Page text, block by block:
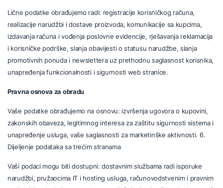
Lične podatke obrađujemo radi: registracije korisničkog računa,
realizacije narudžbi i dostave proizvoda, komunikacije sa kupcima,
izdavanja računa i vođenja poslovne evidencije, rješavanja reklamacija
i korisničke podrške, slanja obavijesti o statusu narudžbe, slanja
promotivnih ponuda i newslettera uz prethodnu saglasnost korisnika,
unapređenja funkcionalnosti i sigurnosti web stranice.
Pravna osnova za obradu
Vaše podatke obrađujemo na osnovu: izvršenja ugovora o kupovini,
zakonskih obaveza, legitimnog interesa za zaštitu sigurnosti sistema i
unapređenje usluga, vaše saglasnosti za marketinške aktivnosti. 6.
Dijeljenje podataka sa trećim stranama
Vaši podaci mogu biti dostupni: dostavnim službama radi isporuke
narudžbi, pružaocima IT i hosting usluga, računovodstvenim i pravnim